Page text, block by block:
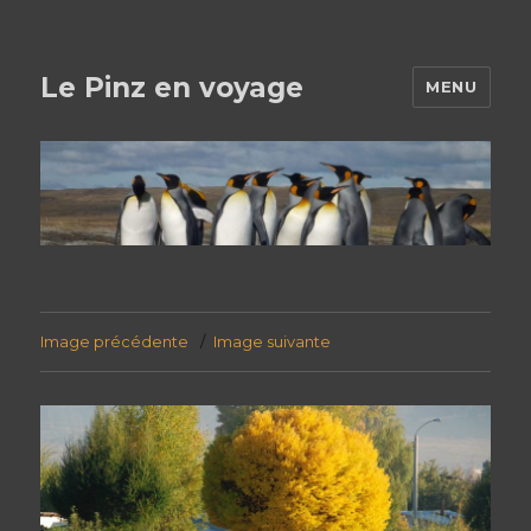
Le Pinz en voyage MENU
Image précédente Image suivante